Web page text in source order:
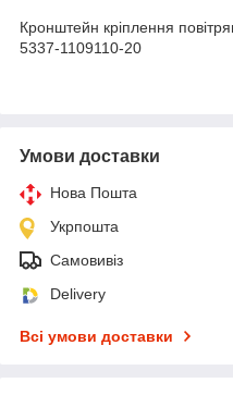
Кронштейн кріплення
5337-1109110-20
Умови доставки
Нова Пошта
Укрпошта
Самовивіз
Delivery
Всі умови доставки